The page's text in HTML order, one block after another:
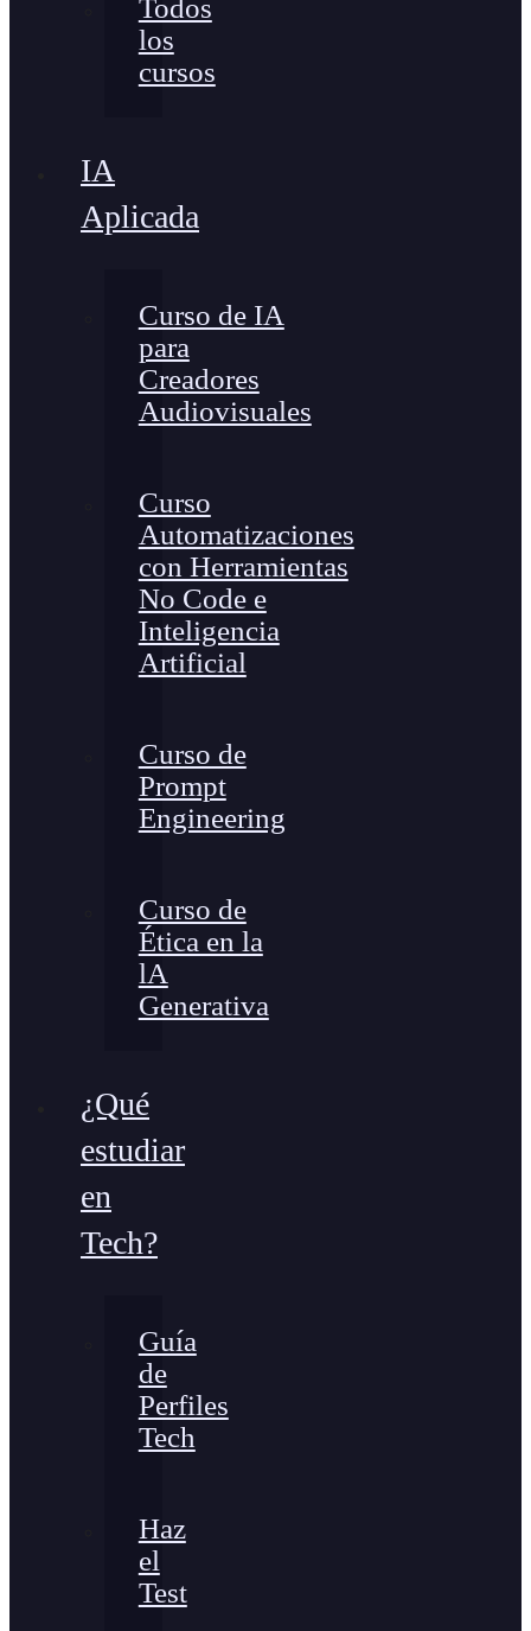
Todos
los
cursos
IA
Aplicada
Curso de IA
para
Creadores
Audiovisuales
Curso
Automatizaciones
con Herramientas
No Code e
Inteligencia
Artificial
Curso de
Prompt
Engineering
Curso de
Ética en la
lA
Generativa
¿Qué
estudiar
en
Tech?
Guía
de
Perfiles
Tech
Haz
el
Test